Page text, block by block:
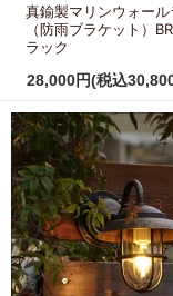
真鍮製マリンウォー
（防雨ブラケット）
ラック
28,000円(税込